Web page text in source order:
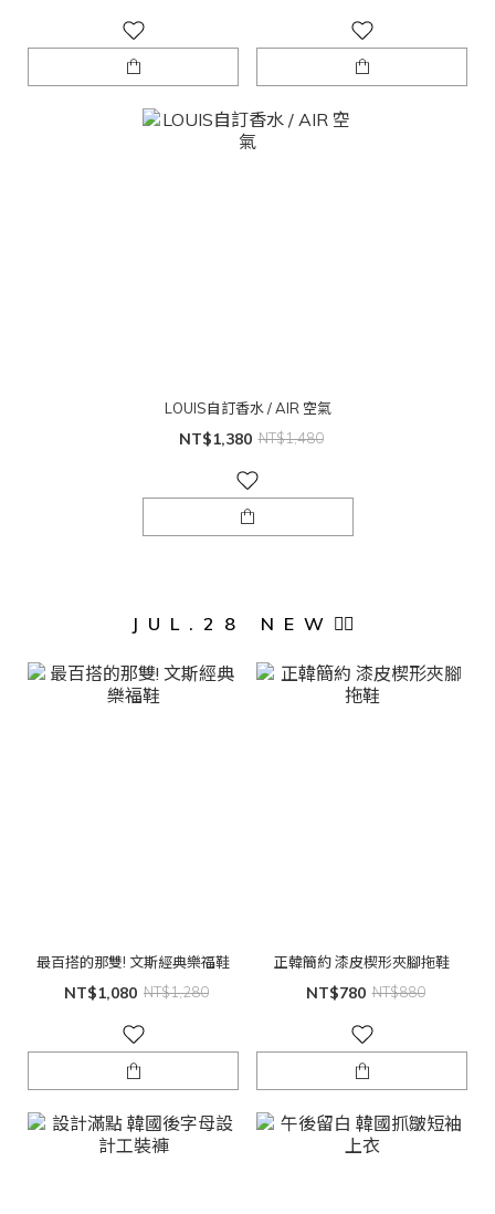
LOUIS自訂香水 / AIR 空氣
NT$1,380 NT$1,480
JUL.28 NEW❤️‍🔥
最百搭的那雙! 文斯經典樂福鞋
NT$1,080 NT$1,280
正韓簡約 漆皮楔形夾腳拖鞋
NT$780 NT$880